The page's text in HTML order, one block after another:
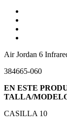
Air Jordan 6
384665-060
EN ESTE
TALLA/
CASILLA 10